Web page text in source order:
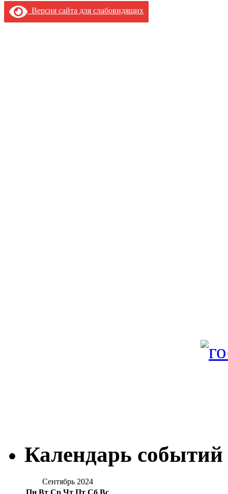
Версия сайта для слабовидящих
Календарь событий
Сентябрь 2024
Пн Вт Ср Чт Пт Сб Вс